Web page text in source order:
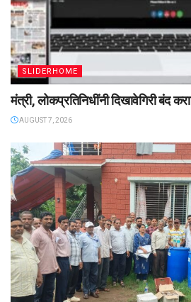
SLIDERHOME
मंत्री, लोकप्रतिनिधींनी दिखावेगिरी बंद करा
AUGUST 7, 2026